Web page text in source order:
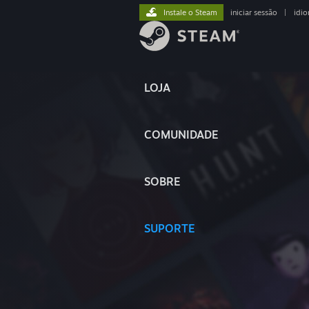
LOJA
COMUNIDADE
SOBRE
SUPORTE
Instale o Steam iniciar sessão